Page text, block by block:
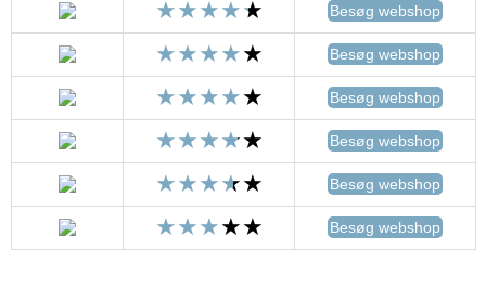
Besøg webshop
Besøg webshop
Besøg webshop
Besøg webshop
Besøg webshop
Besøg webshop